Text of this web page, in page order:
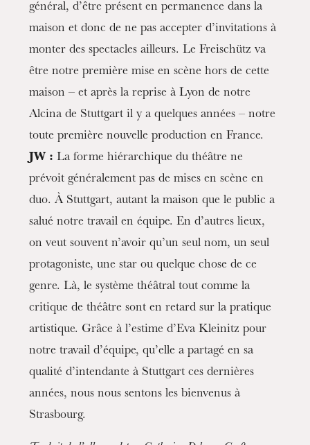
général, d’être présent en permanence dans la
maison et donc de ne pas accepter d’invitations à
monter des spectacles ailleurs. Le Freischütz va
être notre première mise en scène hors de cette
maison – et après la reprise à Lyon de notre
Alcina de Stuttgart il y a quelques années – notre
toute première nouvelle production en France.
JW : La forme hiérarchique du théâtre ne
prévoit généralement pas de mises en scène en
duo. À Stuttgart, autant la maison que le public a
salué notre travail en équipe. En d’autres lieux,
on veut souvent n’avoir qu’un seul nom, un seul
protagoniste, une star ou quelque chose de ce
genre. Là, le système théâtral tout comme la
critique de théâtre sont en retard sur la pratique
artistique. Grâce à l’estime d’Eva Kleinitz pour
notre travail d’équipe, qu’elle a partagé en sa
qualité d’intendante à Stuttgart ces dernières
années, nous nous sentons les bienvenus à
Strasbourg.